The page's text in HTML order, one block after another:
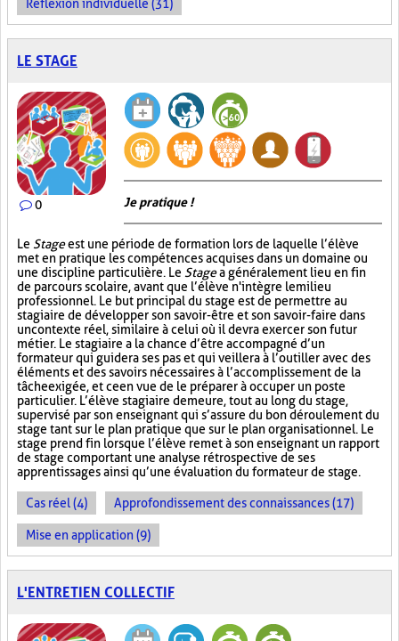
Réflexion individuelle (31)
LE STAGE
0 Je pratique !
Le Stageest une période de formation lors de laquelle l’élève
met en pratique les compétences acquises dans un domaine ou
une discipline particulière. Le Stagea généralement lieu en fin
de parcours scolaire, avant que l’élève n'intègre le milieu
professionnel. Le but principal du stage est de permettre au
stagiaire de développer son savoir-être et son savoir-faire dans
un contexte réel, similaire à celui où il devra exercer son futur
métier. Le stagiaire a la chance d’être accompagné d’un
formateur qui guidera ses pas et qui veillera à l’outiller avec des
éléments et des savoirs nécessaires à l’accomplissement de la
tâche exigée, et ce en vue de le préparer à occuper un poste
particulier. L’élève stagiaire demeure, tout au long du stage,
supervisé par son enseignant qui s’assure du bon déroulement du
stage tant sur le plan pratique que sur le plan organisationnel. Le
stage prend fin lorsque l’élève remet à son enseignant un rapport
de stage comportant une analyse rétrospective de ses
apprentissages ainsi qu’une évaluation du formateur de stage.
Cas réel (4) Approfondissement des connaissances (17)
Mise en application (9)
L'ENTRETIEN COLLECTIF